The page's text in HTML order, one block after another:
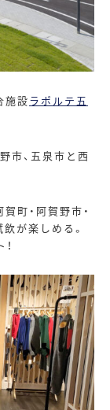
施設ラポルテ五
市、五泉市と西
町・阿賀野市・
が楽しめる。